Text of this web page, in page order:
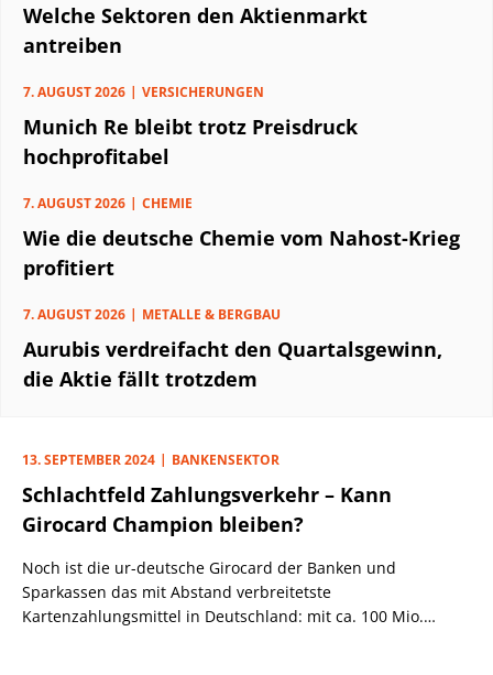
Welche Sektoren den Aktienmarkt
antreiben
7. AUGUST 2026 VERSICHERUNGEN
Munich Re bleibt trotz Preisdruck
hochprofitabel
7. AUGUST 2026 CHEMIE
Wie die deutsche Chemie vom Nahost-Krieg
profitiert
7. AUGUST 2026 METALLE & BERGBAU
Aurubis verdreifacht den Quartalsgewinn,
die Aktie fällt trotzdem
13. SEPTEMBER 2024 BANKENSEKTOR
Schlachtfeld Zahlungsverkehr – Kann
Girocard Champion bleiben?
Noch ist die ur-deutsche Girocard der Banken und
Sparkassen das mit Abstand verbreitetste
Kartenzahlungsmittel in Deutschland: mit ca. 100 Mio.